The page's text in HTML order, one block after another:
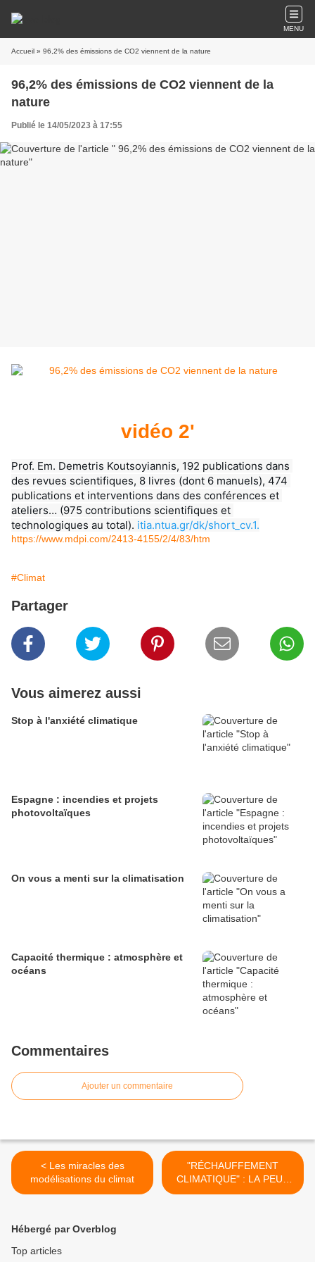
MENU
Accueil » 96,2% des émissions de CO2 viennent de la nature
96,2% des émissions de CO2 viennent de la
nature
Publié le 14/05/2023 à 17:55
vidéo 2'
Prof. Em. Demetris Koutsoyiannis, 192 publications dans
des revues scientifiques, 8 livres (dont 6 manuels), 474
publications et interventions dans des conférences et
ateliers… (975 contributions scientifiques et
technologiques au total). itia.ntua.gr/dk/short_cv.1.
https://www.mdpi.com/2413-4155/2/4/83/htm
#Climat
Partager
Vous aimerez aussi
Stop à l'anxiété climatique
Espagne : incendies et projets
photovoltaïques
On vous a menti sur la climatisation
Capacité thermique : atmosphère et
océans
Commentaires
Ajouter un commentaire
< Les miracles des
modélisations du climat
"RÉCHAUFFEMENT
CLIMATIQUE" : LA PEUR
POUR NOUS FAIRE
Hébergé par Overblog
Top articles